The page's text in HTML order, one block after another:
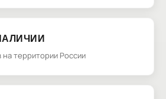
на территории России